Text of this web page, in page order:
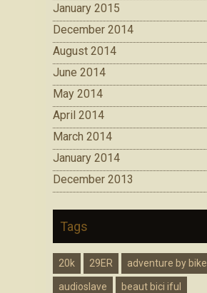
January 2015
December 2014
August 2014
June 2014
May 2014
April 2014
March 2014
January 2014
December 2013
Tags
20k 29ER adventure by bike
audioslave beaut bici iful